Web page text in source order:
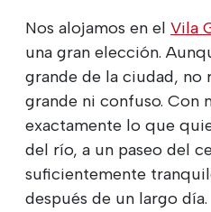
Nos alojamos en el Vila
una gran elección.
grande de la ciudad, no
grande ni confuso. Con
exactamente lo que
del río, a un paseo del
suficientemente
después de un largo día.